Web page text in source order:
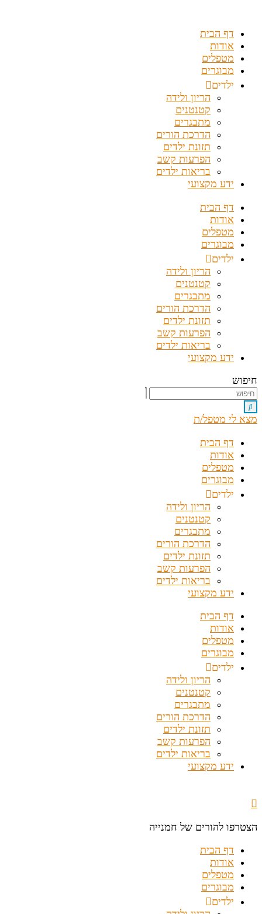
דף הבית
אודות
מטפלים
מבוגרים
ילדים
הריון ולידה
קטנטנים
מתבגרים
הדרכת הורים
תזונת ילדים
הפרעות קשב
בריאות ילדים
ידע מקצועי
דף הבית
אודות
מטפלים
מבוגרים
ילדים
הריון ולידה
קטנטנים
מתבגרים
הדרכת הורים
תזונת ילדים
הפרעות קשב
בריאות ילדים
ידע מקצועי
חיפוש
מצא לי מטפל/ת
דף הבית
אודות
מטפלים
מבוגרים
ילדים
הריון ולידה
קטנטנים
מתבגרים
הדרכת הורים
תזונת ילדים
הפרעות קשב
בריאות ילדים
ידע מקצועי
דף הבית
אודות
מטפלים
מבוגרים
ילדים
הריון ולידה
קטנטנים
מתבגרים
הדרכת הורים
תזונת ילדים
הפרעות קשב
בריאות ילדים
ידע מקצועי
הצטרפו להורים של חמנייה
דף הבית
אודות
מטפלים
מבוגרים
ילדים